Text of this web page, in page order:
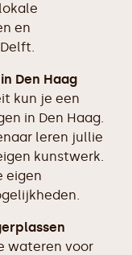
en
Den Haag
kun je een
in Den Haag.
leren jullie
kunstwerk.
eigen
wateren voor